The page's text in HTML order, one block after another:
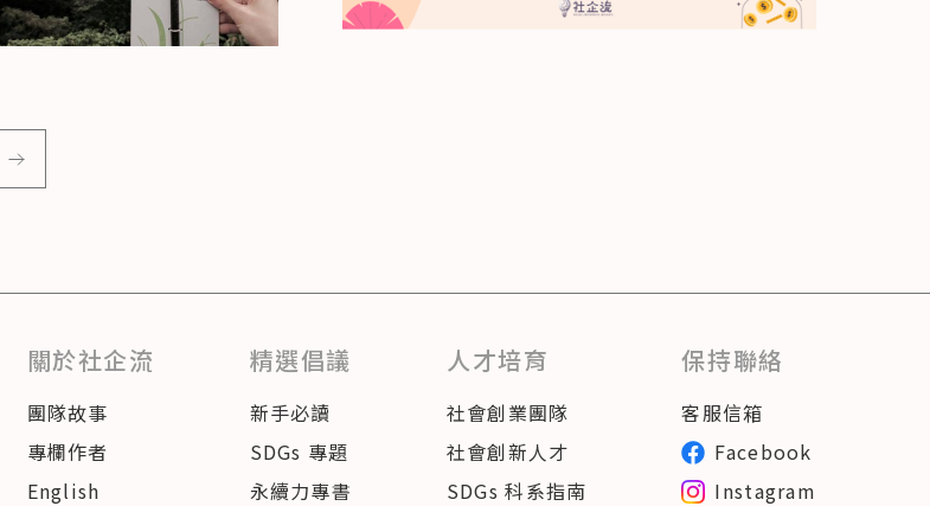
關於社企流
團隊故事
專欄作者
English
精選倡議
新手必讀
SDGs 專題
永續力專書
人才培育
社會創業團隊
社會創新人才
SDGs 科系指南
保持聯絡
客服信箱
Facebook
Instagram